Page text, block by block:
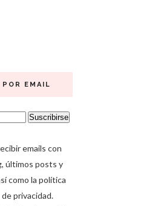
EMAIL
emails con
últimos posts y
como la política
privacidad.